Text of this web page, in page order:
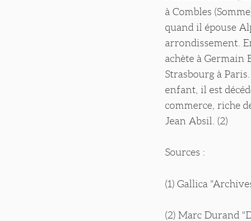
à Combles
quand il épouse
arrondissement.
achète à Germain
Strasbourg à
enfant, il est
commerce, riche
Jean Absil. (2)
Sources :
(1) Gallica
(2) Marc Durand